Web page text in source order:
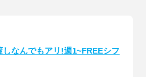
しなんでもアリ!週1~FREEシフ